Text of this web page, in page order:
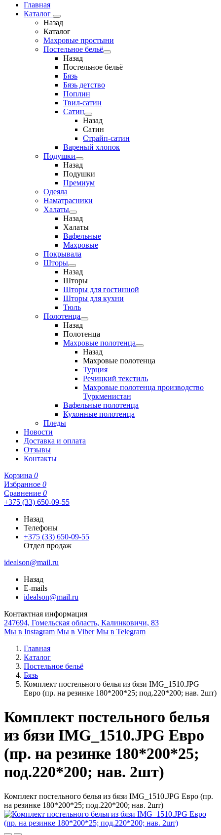
Главная
Каталог
Назад
Каталог
Махровые простыни
Постельное бельё
Назад
Постельное бельё
Бязь
Бязь детство
Поплин
Твил-сатин
Сатин
Назад
Сатин
Страйп-сатин
Вареный хлопок
Подушки
Назад
Подушки
Премиум
Одеяла
Наматрасники
Халаты
Назад
Халаты
Вафельные
Махровые
Покрывала
Шторы
Назад
Шторы
Шторы для гостинной
Шторы для кухни
Тюль
Полотенца
Назад
Полотенца
Махровые полотенца
Назад
Махровые полотенца
Турция
Речицкий текстиль
Махровые полотенца производство
Туркменистан
Вафельные полотенца
Кухонные полотенца
Пледы
Новости
Доставка и оплата
Отзывы
Контакты
Корзина 0
Избранное 0
Сравнение 0
+375 (33) 650-09-55
Назад
Телефоны
+375 (33) 650-09-55
Отдел продаж
idealson@mail.ru
Назад
E-mails
idealson@mail.ru
Контактная информация
247694, Гомельская область, Калинковичи, 83
Мы в Instagram Мы в Viber Мы в Telegram
Главная
Каталог
Постельное бельё
Бязь
Комплект постельного белья из бязи IMG_1510.JPG
Евро (пр. на резинке 180*200*25; под.220*200; нав. 2шт)
Комплект постельного белья
из бязи IMG_1510.JPG Евро
(пр. на резинке 180*200*25;
под.220*200; нав. 2шт)
Комплект постельного белья из бязи IMG_1510.JPG Евро (пр.
на резинке 180*200*25; под.220*200; нав. 2шт)